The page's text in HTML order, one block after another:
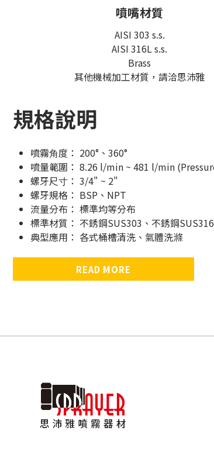
噴嘴材質
AISI 303 s.s.
AISI 316L s.s.
Brass
其他機械加工材質，請洽思沛雅
規格說明
噴霧⾓度： 200°、360°
噴量範圍： 8.26 l/min ~ 481 l/min
螺牙尺⼨： 3/4" ~ 2"
螺牙規格： BSP、NPT
流量分布： 標準均等分布
標準材質： 不銹鋼SUS303、不銹鋼
典型應⽤： 各式桶槽清洗、氣體洗滌
READ MORE